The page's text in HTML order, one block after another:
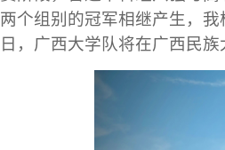
两个组别的冠军相继产生，我
日，广西大学队将在广西民